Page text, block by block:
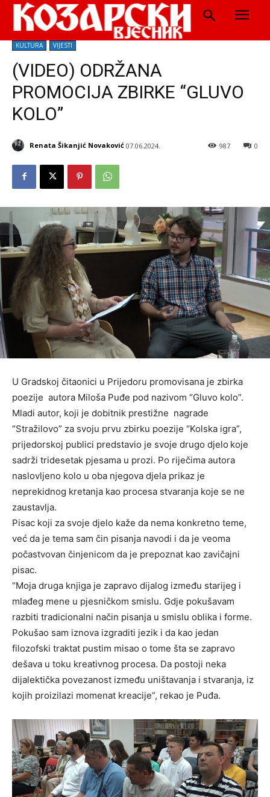
KULTURA VIJESTI
(VIDEO) ODRŽANA
PROMOCIJA ZBIRKE “GLUVO
KOLO”
Renata Šikanjić Novaković 07.06.2024. 0
987
U Gradskoj čitaonici u Prijedoru promovisana je zbirka
poezije autora Miloša Puđe pod nazivom “Gluvo kolo”.
Mladi autor, koji je dobitnik prestižne nagrade
“Stražilovo” za svoju prvu zbirku poezije “Kolska igra”,
prijedorskoj publici predstavio je svoje drugo djelo koje
sadrži tridesetak pjesama u prozi. Po riječima autora
naslovljeno kolo u oba njegova djela prikaz je
neprekidnog kretanja kao procesa stvaranja koje se ne
zaustavlja.
Pisac koji za svoje djelo kaže da nema konkretno teme,
već da je tema sam čin pisanja navodi i da je veoma
počastvovan činjenicom da je prepoznat kao zavičajni
pisac.
“Moja druga knjiga je zapravo dijalog između starijeg i
mlađeg mene u pjesničkom smislu. Gdje pokušavam
razbiti tradicionalni način pisanja u smislu oblika i forme.
Pokušao sam iznova izgraditi jezik i da kao jedan
filozofski traktat pustim misao o tome šta se zapravo
dešava u toku kreativnog procesa. Da postoji neka
dijalektička povezanost između uništavanja i stvaranja, iz
kojih proizilazi momenat kreacije”, rekao je Puđa.